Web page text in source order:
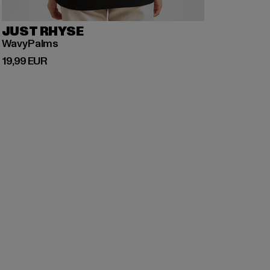
JUST RHYSE
WavyPalms
19,99 EUR
Prix courant: 19,99 EUR